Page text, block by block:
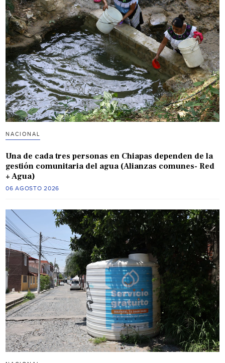
NACIONAL
Una de cada tres personas en Chiapas dependen de la
gestión comunitaria del agua (Alianzas comunes- Red
+ Agua)
06 AGOSTO 2026